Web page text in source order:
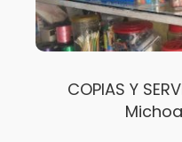
COPIAS Y